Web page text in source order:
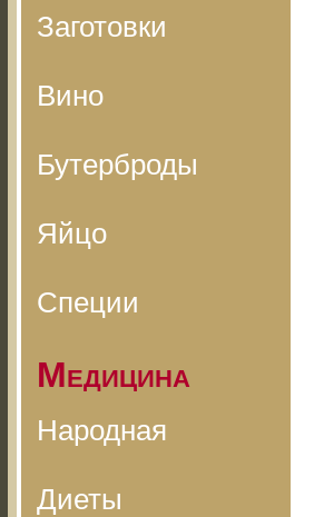
Заготовки
Вино
Бутерброды
Яйцо
Специи
Медицина
Народная
Диеты